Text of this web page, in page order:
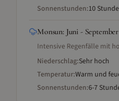
Sonnenstunden:10
Monsun: Juni - September
Intensive Regenfälle mit
Niederschlag:Sehr hoch
Temperatur:Warm und
Sonnenstunden:6-7